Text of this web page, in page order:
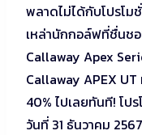
พลาดไม่ได้กับโปรโมชั่
เหล่านักกอล์ฟที่ชื่นช
Callaway Apex
Callaway APEX UT
40% ไปเลยทันที! โป
วันที่ 31 ธันวาคม 2567